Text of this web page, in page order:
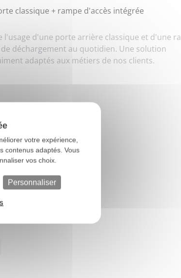
classique + rampe d'accès intégrée
d'une porte arrière classique et d'une
déchargement au quotidien. Une solution
adaptés aux métiers de nos clients.
votre expérience,
contenus adaptés. Vous
vos choix.
Personnaliser